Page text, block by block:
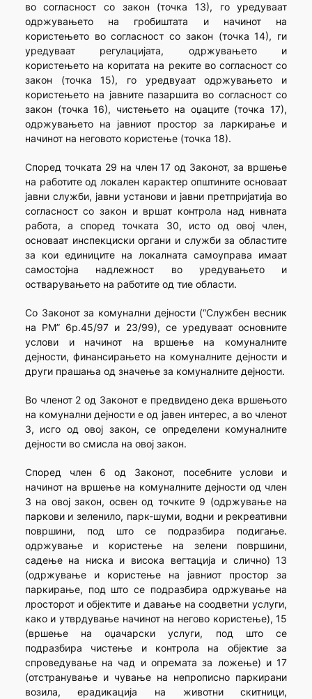
во согласност со закон (точка 13), го уредуваат
одржувањето на гробиштата и начинот на
користењето во согласност со закон (точка 14), ги
уредуваат регулацијата, одржувањето и
користењето на коритата на реките во согласност со
закон (точка 15), го уредвуаат одржувањето и
користењето на јавните пазаршита во согласност со
закон (точка 16), чистењето на оџаците (точка 17),
одржувањето на јавниот простор за ларкирање и
начинот на неговото користење (точка 18).
Според точката 29 на член 17 од Законот, за вршење
на работите од локален карактер општините основаат
јавни служби, јавни установи и јавни претпријатија во
согласност со закон и вршат контрола над нивната
работа, а според точката 30, исто од овој член,
основаат инспекциски органи и служби за областите
за кои единиците на локалната самоуправа имаат
самостојна надлежност во уредувањето и
остварувањето на работите од тие области.
Со Законот за комунални дејности (“Службен весник
на РМ” 6р.45/97 и 23/99), се уредуваат основните
услови и начинот на вршење на комуналните
дејности, финансирањето на комуналните дејности и
други прашања од значење за комуналните дејности.
Во членот 2 од Законот е предвидено дека вршењото
на комунални дејности е од јавен интерес, а во членот
3, исго од овој закон, се определени комуналните
дејности во смисла на овој закон.
Според член 6 од Законот, посебните услови и
начинот на вршење на комуналните дејности од член
3 на овој закон, освен од точките 9 (одржување на
паркови и зеленило, парк-шуми, водни и рекреативни
површини, под што се подразбира подигање.
одржување и користење на зелени површини,
садење на ниска и висока вегтација и слично) 13
(одржување и користење на јавниот простор за
паркирање, под што се подразбира одржување на
лросторот и објектите и давање на соодветни услуги,
како и утврдување начинот на негово користење), 15
(вршење на оџачарски услуги, под што се
подразбира чистење и контрола на објектие за
спроведување на чад и опремата за ложење) и 17
(отстранување и чување на непрописно паркирани
возила, ерадикација на животни скитници,